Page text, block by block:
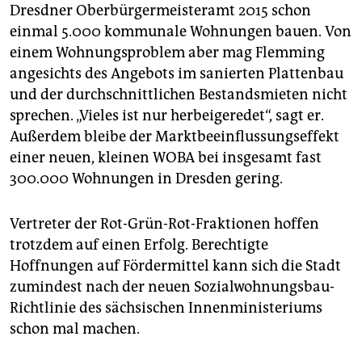
Dresdner Oberbürgermeisteramt 2015 schon
einmal 5.000 kommunale Wohnungen bauen. Von
einem Wohnungsproblem aber mag Flemming
angesichts des Angebots im sanierten Plattenbau
und der durchschnittlichen Bestandsmieten nicht
sprechen. „Vieles ist nur herbeigeredet“, sagt er.
Außerdem bleibe der Marktbeeinflussungseffekt
einer neuen, kleinen WOBA bei insgesamt fast
300.000 Wohnungen in Dresden gering.
Vertreter der Rot-Grün-Rot-Fraktionen hoffen
trotzdem auf einen Erfolg. Berechtigte
Hoffnungen auf Fördermittel kann sich die Stadt
zumindest nach der neuen Sozialwohnungsbau-
Richtlinie des sächsischen Innenministeriums
schon mal machen.